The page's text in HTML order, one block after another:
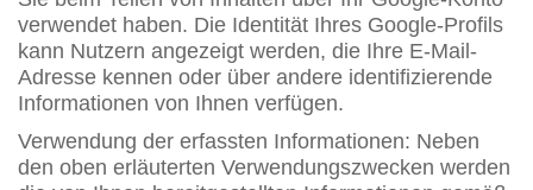
verwendet haben. Die Identität Ihres Google-Profils
kann Nutzern angezeigt werden, die Ihre E-Mail-
Adresse kennen oder über andere identifizierende
Informationen von Ihnen verfügen.
Verwendung der erfassten Informationen: Neben
den oben erläuterten Verwendungszwecken werden